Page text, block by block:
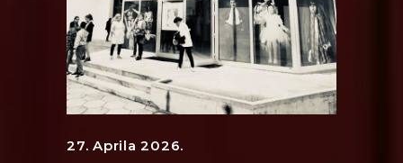
27. Aprila 2026.